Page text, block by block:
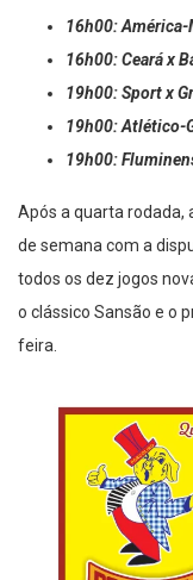
16h00: América-
16h00: Ceará x
19h00: Sport x
19h00: Atlético-
19h00:
Após a quarta
de semana com a
todos os dez jogos
o clássico Sansão e o
feira.